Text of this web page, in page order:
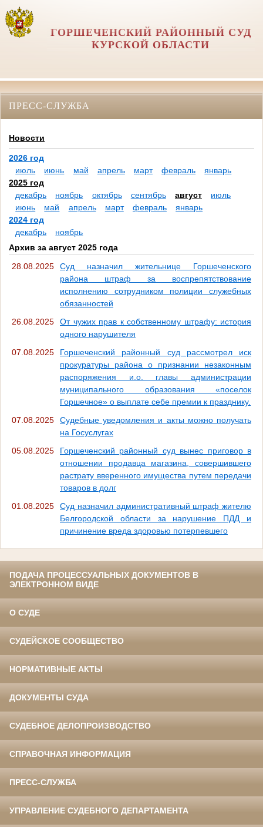
ГОРШЕЧЕНСКИЙ РАЙОННЫЙ СУД
КУРСКОЙ ОБЛАСТИ
ПРЕСС-СЛУЖБА
Новости
2026 год
июль
июнь май апрель март февраль
январь
2025 год
декабрь
ноябрь октябрь сентябрь август
июль
июнь
май апрель март февраль
январь
2024 год
декабрь
ноябрь
Архив за август 2025 года
28.08.2025
Суд назначил жительнице Горшеченского
района штраф за воспрепятствование
исполнению сотрудником полиции служебных
обязанностей
26.08.2025
От чужих прав к собственному штрафу: история
одного нарушителя
07.08.2025
Горшеченский районный суд рассмотрел иск
прокуратуры района о признании незаконным
распоряжения и.о. главы администрации
муниципального образования «поселок
Горшечное» о выплате себе премии к празднику.
07.08.2025
Судебные уведомления и акты можно получать
на Госуслугах
05.08.2025
Горшеченский районный суд вынес приговор в
отношении продавца магазина, совершившего
растрату вверенного имущества путем передачи
товаров в долг
01.08.2025
Суд назначил административный штраф жителю
Белгородской области за нарушение ПДД и
причинение вреда здоровью потерпевшего
ПОДАЧА ПРОЦЕССУАЛЬНЫХ ДОКУМЕНТОВ В
ЭЛЕКТРОННОМ ВИДЕ
О СУДЕ
СУДЕЙСКОЕ СООБЩЕСТВО
НОРМАТИВНЫЕ АКТЫ
ДОКУМЕНТЫ СУДА
СУДЕБНОЕ ДЕЛОПРОИЗВОДСТВО
СПРАВОЧНАЯ ИНФОРМАЦИЯ
ПРЕСС-СЛУЖБА
УПРАВЛЕНИЕ СУДЕБНОГО ДЕПАРТАМЕНТА